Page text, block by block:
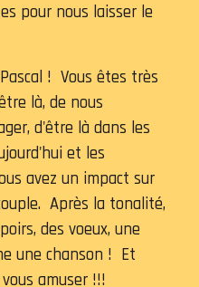
pour nous laisser le
! Vous êtes très
là, de nous
d'être là dans les
et les
avez un impact sur
Après la tonalité,
des voeux, une
une chanson ! Et
amuser !!!